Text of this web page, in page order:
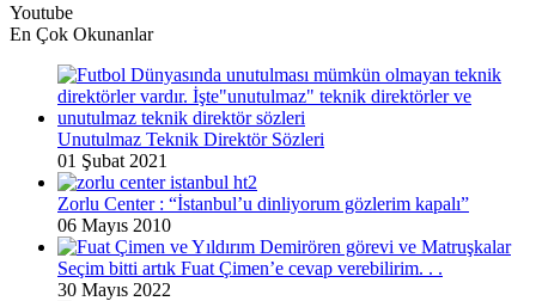
Youtube
En Çok Okunanlar
Unutulmaz Teknik Direktör Sözleri
01 Şubat 2021
Zorlu Center : “İstanbul’u dinliyorum gözlerim kapalı”
06 Mayıs 2010
Seçim bitti artık Fuat Çimen’e cevap verebilirim. . .
30 Mayıs 2022